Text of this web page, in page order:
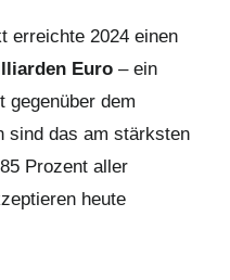
erreichte 2024 einen
Euro – ein
gegenüber dem
sind das am stärksten
Prozent aller
heute